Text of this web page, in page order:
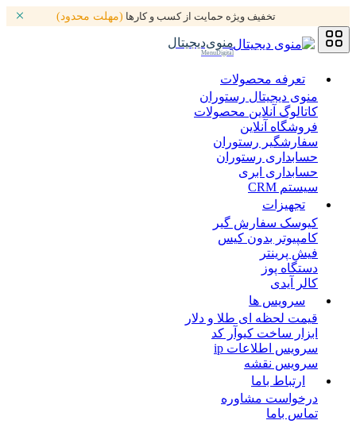
تخفیف ویژه حمایت از کسب و کارها (مهلت محدود)
منوی‌دیجیتال
MenuDigital
تعرفه محصولات
منوی دیجیتال رستوران
کاتالوگ آنلاین محصولات
فروشگاه آنلاین
سفارشگیر رستوران
حسابداری رستوران
حسابداری ابری
سیستم CRM
تجهیزات
کیوسک سفارش گیر
کامپیوتر بدون کیس
فیش پرینتر
دستگاه پوز
کالر آیدی
سرویس ها
قیمت لحظه ای طلا و دلار
ابزار ساخت کیوآر کد
سرویس اطلاعات ip
سرویس نقشه
ارتباط باما
درخواست مشاوره
تماس باما